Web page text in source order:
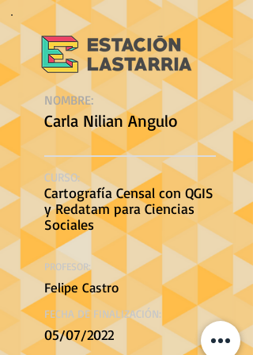
NOMBRE:
Carla Nilian Angulo
CURSO:
Cartografía Censal con QGIS
y Redatam para Ciencias
Sociales
PROFESOR:
Felipe Castro
FECHA DE FINALIZACIÓN:
05/07/2022